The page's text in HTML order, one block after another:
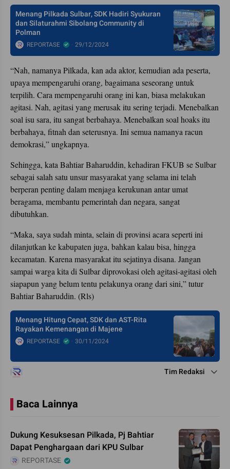
Menang Pilkada Sulbar, SDK Hadiri Syukuran
dan Silaturahmi Sibolang Community di
Polman
REPORTASE 29/12/2024
“Nah, namanya Pilkada, kan ada aktor, kemudian ada peserta,
upaya mempengaruhi orang, bagaimana seseorang untuk
terpilih. Cara mempengaruhi orang ini kan, biasa melakukan
agitasi. Nah, agitasi yang merusak itu sering terjadi. Menebalkan
soal isu sara, itu sangat berbahaya. Menebalkan soal hoaks itu
berbahaya, fitnah dan seterusnya. Ini semua namanya racun
demokrasi,” ungkapnya.
Sehingga, kata Bahtiar Baharuddin, kehadiran FKUB se Sulbar
sebagai salah satu unsur masyarakat yang selama ini telah
berperan penting dalam menjaga kerukunan antar umat
beragama, membantu pemerintah dan negara, sangat
dibutuhkan.
“Maka, saya sudah minta, selain di provinsi acara seperti ini
dilanjutkan ke kabupaten juga, bahkan kalau bisa, hingga
kecamatan. Karena masyarakat itu sejatinya disana. Jangan
sampai warga kita di Sulbar diprovokasi oleh agitasi-agitasi oleh
siapapun yang belum tentu pelakunya orang dari sini,” tutur
Bahtiar Baharuddin. (Rls)
Menang Hitung Cepat, SDK dan AST-Rita
Rayakan Kemenangan di Majene
REPORTASE 30/11/2024
Tim Redaksi
Baca Lainnya
Dukung Kesuksesan Pilkada, Pj Bahtiar
Dapat Penghargaan dari KPU Sulbar
REPORTASE